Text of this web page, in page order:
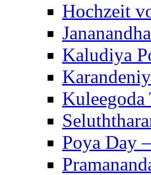
Hochzeit
Kaludiya
Poya Day